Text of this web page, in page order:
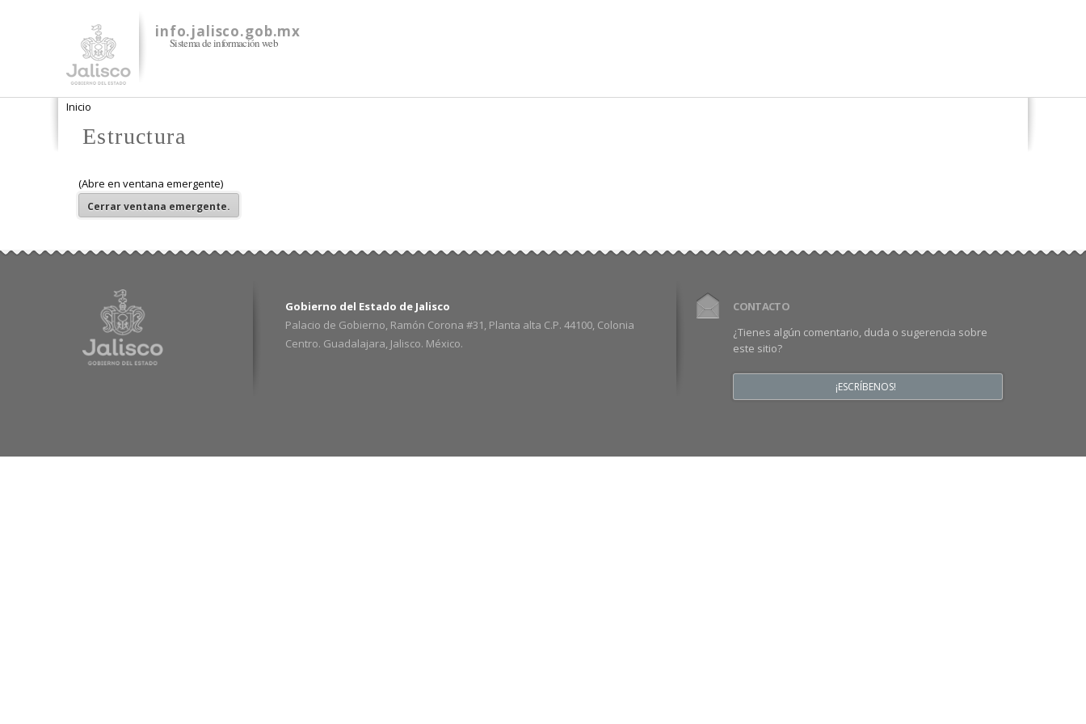
info.jalisco.gob.mx
Sistema de información web
Se encuentra usted aquí
Inicio
Estructura
(Abre en ventana emergente)
Cerrarventana emergente.
Gobierno del Estado de Jalisco
Palacio de Gobierno, Ramón Corona #31, Planta alta C.P. 44100, Colonia
Centro. Guadalajara, Jalisco. México.
CONTACTO
¿Tienes algún comentario, duda o sugerencia sobre
este sitio?
¡ESCRÍBENOS!